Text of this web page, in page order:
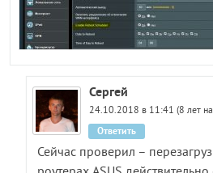
Сергей
24.10.2018 в 11:41 (8 лет
Сейчас проверил –
Ответить